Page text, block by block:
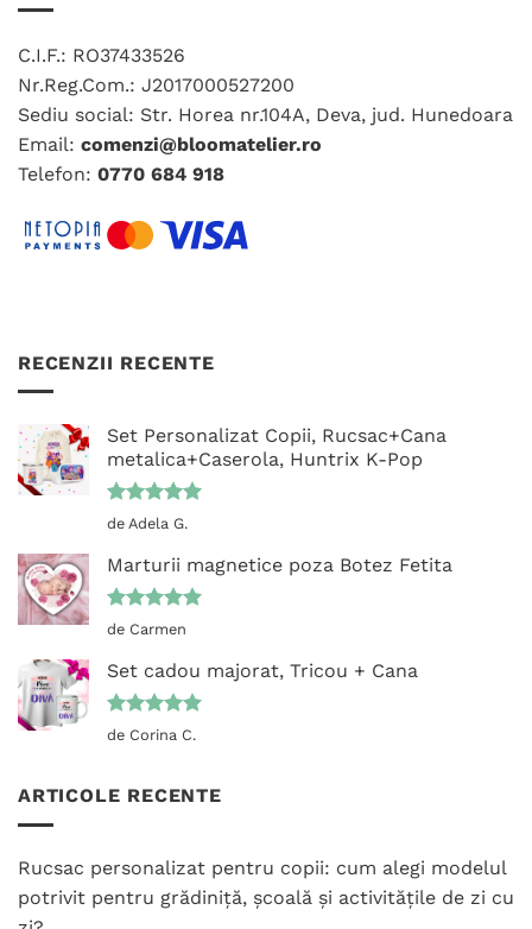
C.I.F.: RO37433526
Nr.Reg.Com.: J2017000527200
Sediu social: Str. Horea nr.104A, Deva, jud. Hunedoara
Email: comenzi@bloomatelier.ro
Telefon: 0770 684 918
RECENZII RECENTE
Set Personalizat Copii, Rucsac+Cana
metalica+Caserola, Huntrix K-Pop
Evaluat la
de Adela G.
Marturii magnetice poza Botez Fetita
Evaluat la
de Carmen
Set cadou majorat, Tricou + Cana
Evaluat la
de Corina C.
ARTICOLE RECENTE
Rucsac personalizat pentru copii: cum alegi modelul
potrivit pentru grădiniță, școală și activitățile de zi cu